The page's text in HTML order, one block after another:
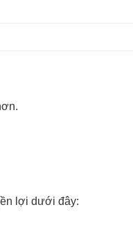
lợi dưới đây: